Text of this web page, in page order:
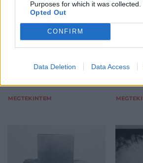
Purposes for which it was collected.
Opted Out
CONFIRM
Data Deletion Data Access
papír, vegyes technika, jjl.,
40 x 40 cm
Kikiáltási ár:42 000Ft
Aukció:
Aukció időpontja: 2023-02-
MEGTEKINTEM
60 x 75
Aukció